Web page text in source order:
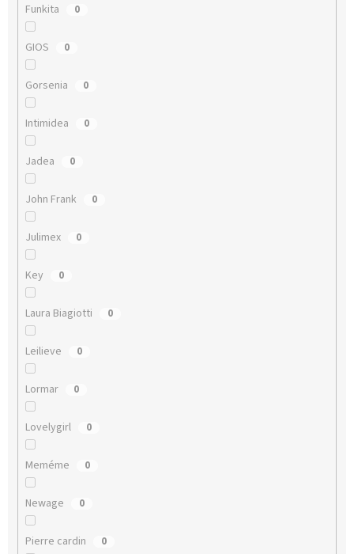
Funkita 0
GIOS 0
Gorsenia 0
Intimidea 0
Jadea 0
John Frank 0
Julimex 0
Key 0
Laura Biagiotti 0
Leilieve 0
Lormar 0
Lovelygirl 0
Meméme 0
Newage 0
Pierre cardin 0